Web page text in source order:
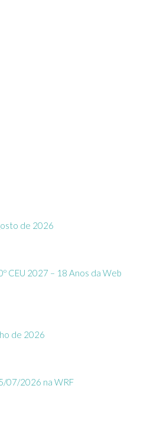
de 2026
CEU 2027 – 18 Anos da Web
de 2026
07/2026 na WRF